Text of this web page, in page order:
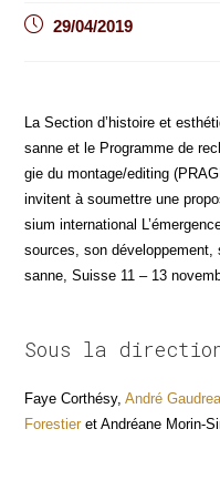
Post29/04/2019
La Sec­tion d’histoire et
sanne et le Pro­gramme de
gie du montage/editing
invitent à sou­mettre une
sium inter­na­tio­nal
sources, son
sanne, Suisse 11 – 13
Sous la
Faye Cor­thé­sy,André
Fores­tier et Andréane Morin-